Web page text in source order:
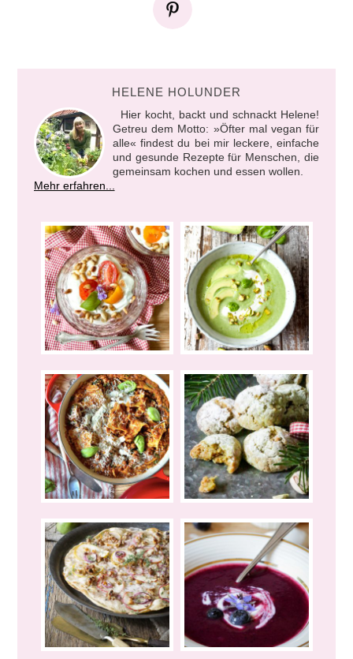
HELENE HOLUNDER
Hier kocht, backt und schnackt Helene!
Getreu dem Motto: »Öfter mal vegan für
alle« findest du bei mir leckere, einfache
und gesunde Rezepte für Menschen, die
gemeinsam kochen und essen wollen.
Mehr erfahren...